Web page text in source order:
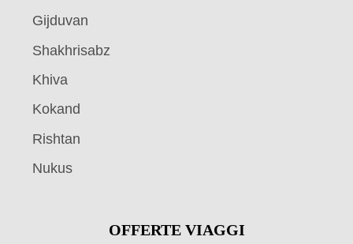
Gijduvan
Shakhrisabz
Khiva
Kokand
Rishtan
Nukus
OFFERTE VIAGGI